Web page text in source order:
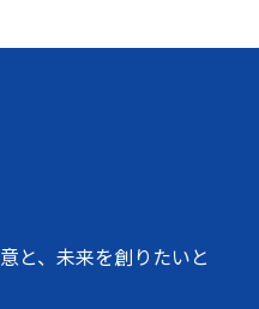
と、未来を創りたいと